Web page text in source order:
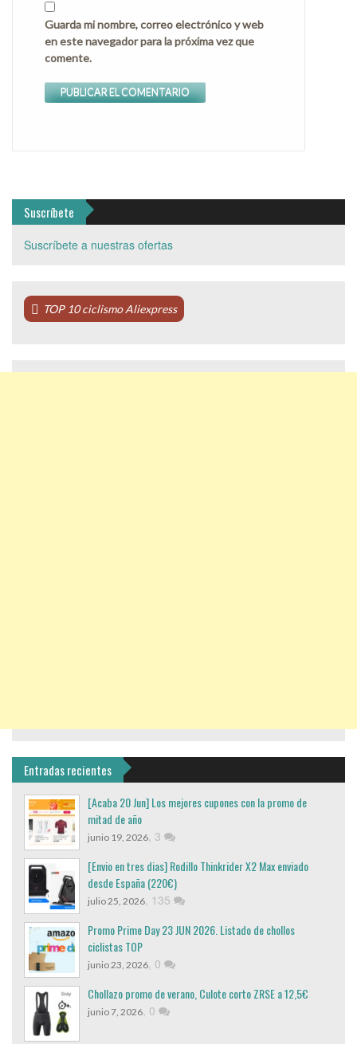
Guarda mi nombre, correo electrónico y web
en este navegador para la próxima vez que
comente.
Suscríbete
Suscríbete a nuestras ofertas
TOP 10 ciclismo Aliexpress
Entradas recientes
[Acaba 20 Jun] Los mejores cupones con la promo de
mitad de año
junio 19, 2026, 3
[Envio en tres dias] Rodillo Thinkrider X2 Max enviado
desde España (220€)
julio 25, 2026, 135
Promo Prime Day 23 JUN 2026. Listado de chollos
ciclistas TOP
junio 23, 2026, 0
Chollazo promo de verano, Culote corto ZRSE a 12,5€
junio 7, 2026, 0